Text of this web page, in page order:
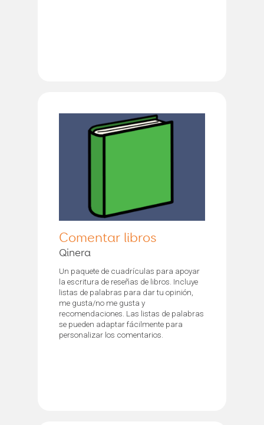
Comentar libros
Qinera
Un paquete de cuadrículas para apoyar
la escritura de reseñas de libros. Incluye
listas de palabras para dar tu opinión,
me gusta/no me gusta y
recomendaciones. Las listas de palabras
se pueden adaptar fácilmente para
personalizar los comentarios.